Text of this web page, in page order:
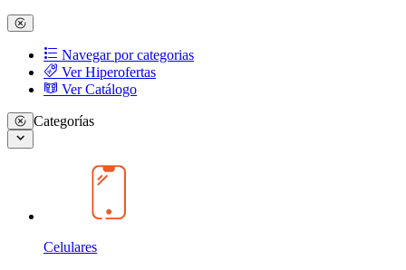
Navegar por categorias
Ver Hiperofertas
Ver Catálogo
Categorías
Celulares